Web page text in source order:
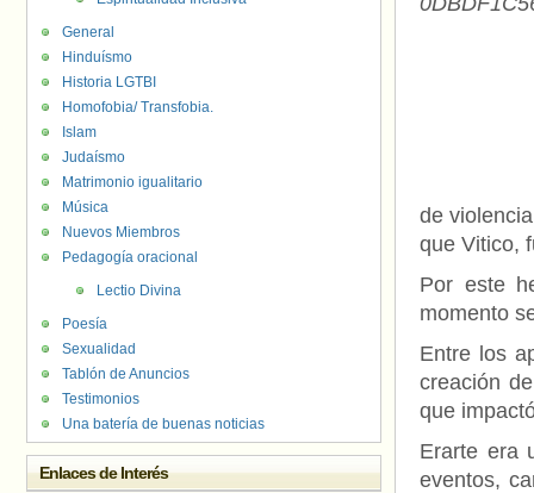
de
que Vitico,
Por este
momento
Entre los
creación
que
Erarte era
eventos,
General
Hinduísmo
Historia LGTBI
Homofobia/ Transfobia.
Islam
Judaísmo
Matrimonio igualitario
Música
Nuevos Miembros
Pedagogía oracional
Lectio Divina
Poesía
Sexualidad
Tablón de Anuncios
Testimonios
Una batería de buenas noticias
Enlaces de Interés